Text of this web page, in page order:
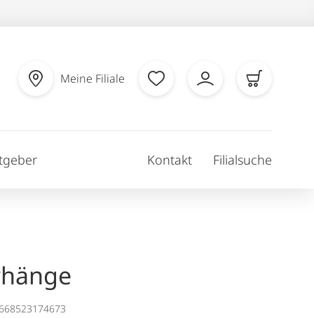
Meine Filiale
Kontakt Filialsuche